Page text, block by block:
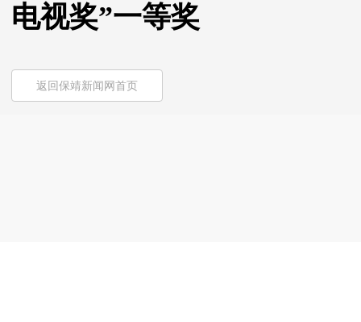
电视奖”一等奖
返回保靖新闻网首页